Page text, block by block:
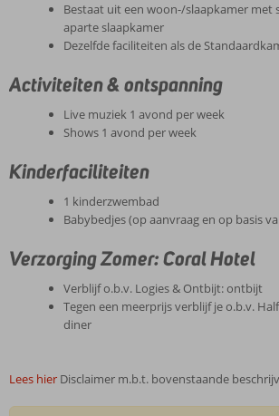
Bestaat uit een woon-/slaapkamer met
aparte slaapkamer
Dezelfde faciliteiten als de
Activiteiten & ontspanning
Live muziek 1 avond per week
Shows 1 avond per week
Kinderfaciliteiten
1 kinderzwembad
Babybedjes (op aanvraag en op basis
Verzorging Zomer: Coral Hotel
Verblijf o.b.v. Logies & Ontbijt: ontbijt
Tegen een meerprijs verblijf je o.b.v.
diner
Lees hier Disclaimer m.b.t. bovenstaande